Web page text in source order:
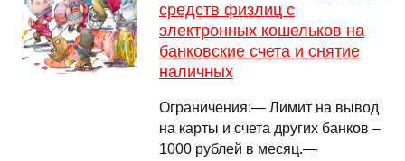
средств физлиц с
электронных кошельков на
банковские счета и снятие
наличных
Ограничения:— Лимит на вывод
на карты и счета других банков –
1000 рублей в месяц.—